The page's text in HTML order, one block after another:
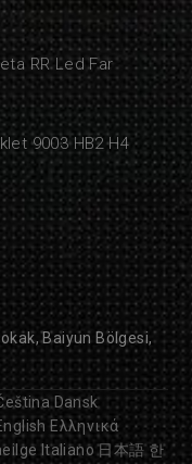
RR Led Far
9003 HB2 H4
Baiyun Bölgesi,
Dansk
Ελληνικά
Italiano 日本語 한